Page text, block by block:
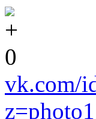
0
vk.com/